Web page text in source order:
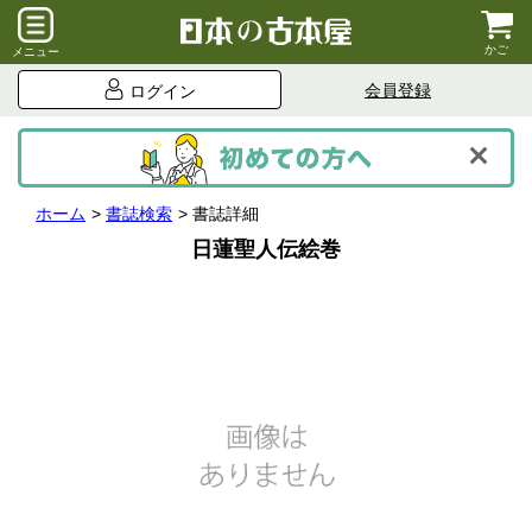
メニュー かご
ログイン 会員登録
ホーム 書誌検索 書誌詳細
日蓮聖人伝絵巻